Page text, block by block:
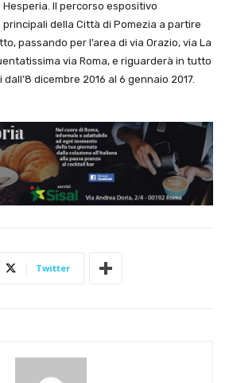
Hesperia. Il percorso espositivo
della Città di Pomezia a partire
passando per l’area di via Orazio, via La
via Roma, e riguarderà in tutto
dicembre 2016 al 6 gennaio 2017.
Twitter